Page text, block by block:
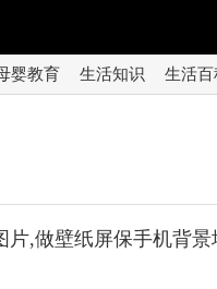
婴教育 生活知识 生活百
片,做壁纸屏保手机背